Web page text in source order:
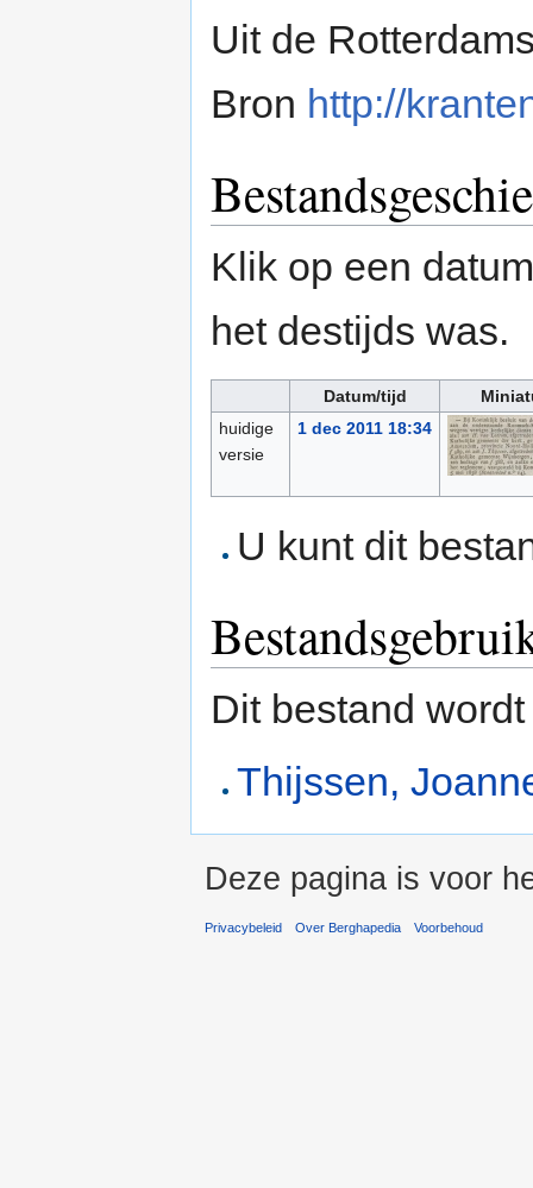
Uit de
Bron http://
Klik op een
het destijds was.
Datum/tijd
huidige
versie
1 dec 2011 18:34
U kunt dit
Dit bestand
Thijssen,
Deze pagina is voor
Privacybeleid Over Berghapedia Voorbehoud